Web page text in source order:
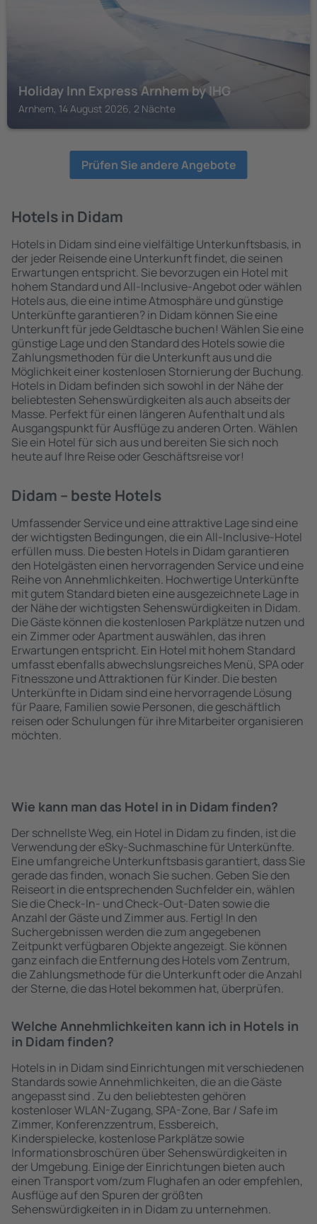
Holiday Inn Express Arnhem by IHG
Arnhem, 14 August 2026, 2 Nächte
Prüfen Sie andere Angebote
Hotels in Didam
Hotels in Didam sind eine vielfältige Unterkunftsbasis, in
der jeder Reisende eine Unterkunft findet, die seinen
Erwartungen entspricht. Sie bevorzugen ein Hotel mit
hohem Standard und All-Inclusive-Angebot oder wählen
Hotels aus, die eine intime Atmosphäre und günstige
Unterkünfte garantieren? in Didam können Sie eine
Unterkunft für jede Geldtasche buchen! Wählen Sie eine
günstige Lage und den Standard des Hotels sowie die
Zahlungsmethoden für die Unterkunft aus und die
Möglichkeit einer kostenlosen Stornierung der Buchung.
Hotels in Didam befinden sich sowohl in der Nähe der
beliebtesten Sehenswürdigkeiten als auch abseits der
Masse. Perfekt für einen längeren Aufenthalt und als
Ausgangspunkt für Ausflüge zu anderen Orten. Wählen
Sie ein Hotel für sich aus und bereiten Sie sich noch
heute auf Ihre Reise oder Geschäftsreise vor!
Didam – beste Hotels
Umfassender Service und eine attraktive Lage sind eine
der wichtigsten Bedingungen, die ein All-Inclusive-Hotel
erfüllen muss. Die besten Hotels in Didam garantieren
den Hotelgästen einen hervorragenden Service und eine
Reihe von Annehmlichkeiten. Hochwertige Unterkünfte
mit gutem Standard bieten eine ausgezeichnete Lage in
der Nähe der wichtigsten Sehenswürdigkeiten in Didam.
Die Gäste können die kostenlosen Parkplätze nutzen und
ein Zimmer oder Apartment auswählen, das ihren
Erwartungen entspricht. Ein Hotel mit hohem Standard
umfasst ebenfalls abwechslungsreiches Menü, SPA oder
Fitnesszone und Attraktionen für Kinder. Die besten
Unterkünfte in Didam sind eine hervorragende Lösung
für Paare, Familien sowie Personen, die geschäftlich
reisen oder Schulungen für ihre Mitarbeiter organisieren
möchten.
Wie kann man das Hotel in in Didam finden?
Der schnellste Weg, ein Hotel in Didam zu finden, ist die
Verwendung der eSky-Suchmaschine für Unterkünfte.
Eine umfangreiche Unterkunftsbasis garantiert, dass Sie
gerade das finden, wonach Sie suchen. Geben Sie den
Reiseort in die entsprechenden Suchfelder ein, wählen
Sie die Check-In- und Check-Out-Daten sowie die
Anzahl der Gäste und Zimmer aus. Fertig! In den
Suchergebnissen werden die zum angegebenen
Zeitpunkt verfügbaren Objekte angezeigt. Sie können
ganz einfach die Entfernung des Hotels vom Zentrum,
die Zahlungsmethode für die Unterkunft oder die Anzahl
der Sterne, die das Hotel bekommen hat, überprüfen.
Welche Annehmlichkeiten kann ich in Hotels in
in Didam finden?
Hotels in in Didam sind Einrichtungen mit verschiedenen
Standards sowie Annehmlichkeiten, die an die Gäste
angepasst sind . Zu den beliebtesten gehören
kostenloser WLAN-Zugang, SPA-Zone, Bar / Safe im
Zimmer, Konferenzzentrum, Essbereich,
Kinderspielecke, kostenlose Parkplätze sowie
Informationsbroschüren über Sehenswürdigkeiten in
der Umgebung. Einige der Einrichtungen bieten auch
einen Transport vom/zum Flughafen an oder empfehlen,
Ausflüge auf den Spuren der größten
Sehenswürdigkeiten in in Didam zu unternehmen.